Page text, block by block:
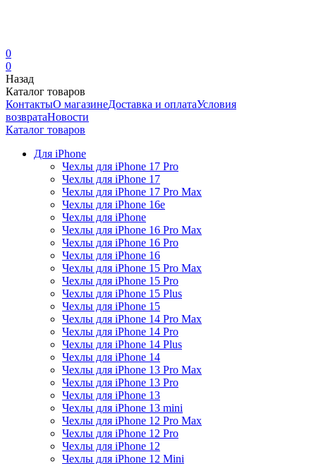
0
0
Назад
Каталог товаров
КонтактыО магазинеДоставка и оплатаУсловия
возвратаНовости
Каталог товаров
Для iPhone
Чехлы для iPhone 17 Pro
Чехлы для iPhone 17
Чехлы для iPhone 17 Pro Max
Чехлы для iPhone 16e
Чехлы для iPhone
Чехлы для iPhone 16 Pro Max
Чехлы для iPhone 16 Pro
Чехлы для iPhone 16
Чехлы для iPhone 15 Pro Max
Чехлы для iPhone 15 Pro
Чехлы для iPhone 15 Plus
Чехлы для iPhone 15
Чехлы для iPhone 14 Pro Max
Чехлы для iPhone 14 Pro
Чехлы для iPhone 14 Plus
Чехлы для iPhone 14
Чехлы для iPhone 13 Pro Max
Чехлы для iPhone 13 Pro
Чехлы для iPhone 13
Чехлы для iPhone 13 mini
Чехлы для iPhone 12 Pro Max
Чехлы для iPhone 12 Pro
Чехлы для iPhone 12
Чехлы для iPhone 12 Mini